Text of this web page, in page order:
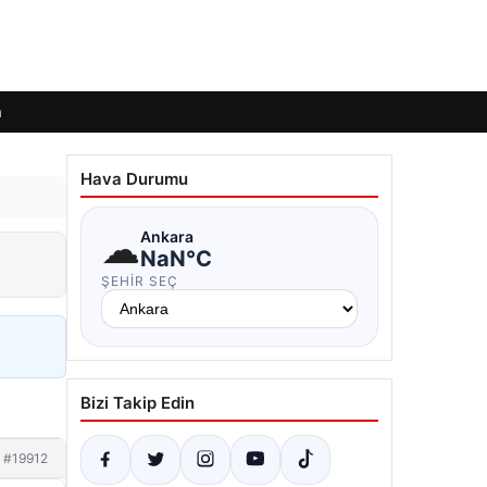
#19912
Hava Durumu
☁Ankara
NaN°C
ŞEHIR SEÇ
Bizi Takip Edin